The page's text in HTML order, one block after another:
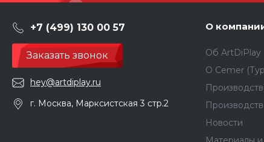
+7 (499) 130 00 57
Заказать звонок
hey@artdiplay.ru
г. Москва, Марксистская 3 стр.2
О
Об ArtDiPlay
О Сemer
Новости